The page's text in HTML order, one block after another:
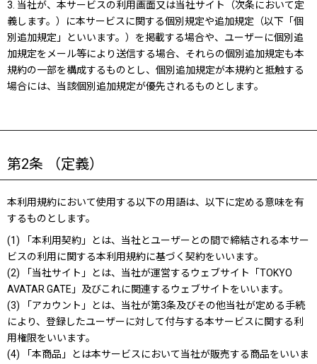
3. 当社が、本サービスの利用画面又は当社サイト（次条において定
義します。）に本サービスに関する個別規定や追加規定（以下「個
別追加規定」といいます。）を掲載する場合や、ユーザーに個別追
加規定をメール等により送信する場合、それらの個別追加規定も本
規約の一部を構成するものとし、個別追加規定が本規約と抵触する
場合には、当該個別追加規定が優先されるものとします。
第2条 （定義）
本利用規約において使用する以下の用語は、以下に定める意味を有
するものとします。
(1) 「本利用契約」とは、当社とユーザーとの間で締結される本サー
ビスの利用に関する本利用規約に基づく契約をいいます。
(2) 「当社サイト」とは、当社が運営するウェブサイト「TOKYO
AVATAR GATE」及びこれに関連するウェブサイトをいいます。
(3) 「アカウント」とは、当社が第3条及びその他当社が定める手続
により、登録したユーザーに対して付与する本サービスに関する利
用権限をいいます。
(4) 「本商品」とは本サービスにおいて当社が販売する商品をいいま